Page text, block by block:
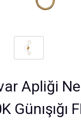
Apliği
Günışığı